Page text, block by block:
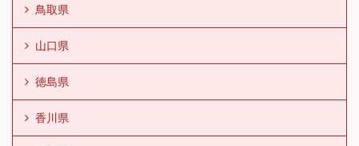
鳥取県
山口県
徳島県
香川県